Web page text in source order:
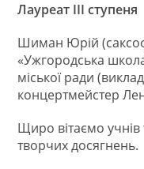
Лауреат ІІІ ступеня
Шиман Юрій
«Ужгородська
міської ради
концертмейстер
Щиро вітаємо учнів
творчих досягнень.